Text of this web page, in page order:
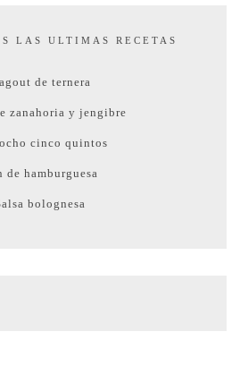
LAS ULTIMAS RECETAS
de ternera
zanahoria y jengibre
cinco quintos
de hamburguesa
bolognesa